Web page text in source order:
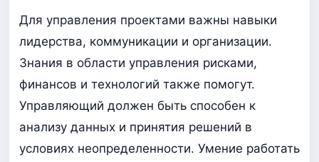
Для управления проектами важны навыки
лидерства, коммуникации и организации.
Знания в области управления рисками,
финансов и технологий также помогут.
Управляющий должен быть способен к
анализу данных и принятия решений в
условиях неопределенности. Умение работать